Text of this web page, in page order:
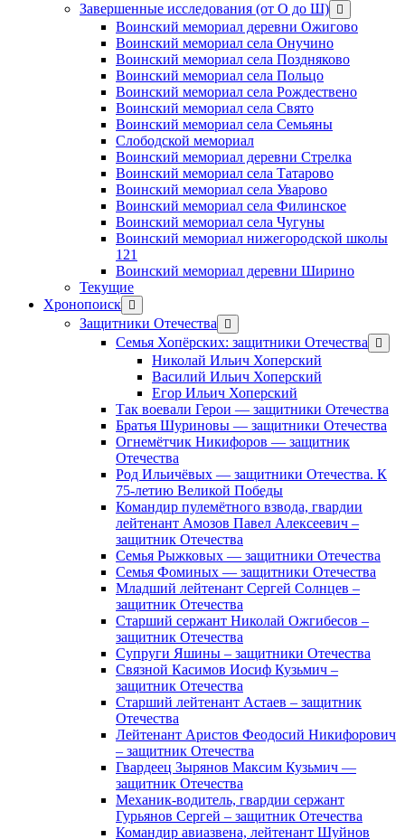
Завершенные исследования (от О до Ш) открыть
меню
Воинский мемориал деревни Ожигово
Воинский мемориал села Онучино
Воинский мемориал села Поздняково
Воинский мемориал села Польцо
Воинский мемориал села Рождествено
Воинский мемориал села Свято
Воинский мемориал села Семьяны
Слободской мемориал
Воинский мемориал деревни Стрелка
Воинский мемориал села Татарово
Воинский мемориал села Уварово
Воинский мемориал села Филинское
Воинский мемориал села Чугуны
Воинский мемориал нижегородской школы
121
Воинский мемориал деревни Ширино
Текущие
Хронопоиск открыть
меню
Защитники Отечества
открыть
меню
Семья Хопёрских: защитники Отечества
меню
Николай Ильич Хоперский
Василий Ильич Хоперский
Егор Ильич Хоперский
Так воевали Герои — защитники Отечества
Братья Шуриновы — защитники Отечества
Огнемётчик Никифоров — защитник
Отечества
Род Ильичёвых — защитники Отечества. К
75-летию Великой Победы
Командир пулемётного взвода, гвардии
лейтенант Амозов Павел Алексеевич –
защитник Отечества
Семья Рыжковых — защитники Отечества
Семья Фоминых — защитники Отечества
Младший лейтенант Сергей Солнцев –
защитник Отечества
Старший сержант Николай Ожгибесов –
защитник Отечества
Супруги Яшины – защитники Отечества
Связной Касимов Иосиф Кузьмич –
защитник Отечества
Старший лейтенант Астаев – защитник
Отечества
Лейтенант Аристов Феодосий Никифорович
– защитник Отечества
Гвардеец Зырянов Максим Кузьмич —
защитник Отечества
Механик-водитель, гвардии сержант
Гурьянов Сергей – защитник Отечества
Командир авиазвена, лейтенант Шуйнов